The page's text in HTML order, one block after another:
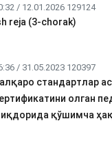
/ 12.01.2026 129124
reja (3-chorak)
/ 31.05.2023 120397
стандартлар
олган
қўшимча